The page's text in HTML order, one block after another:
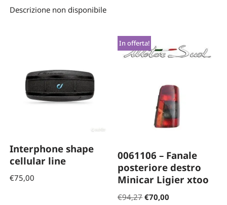
Descrizione non disponibile
Interphone shape
cellular line
€75,00
In offerta!
0061106 – Fanale
posteriore destro
Minicar Ligier xtoo
€94,27 €70,00